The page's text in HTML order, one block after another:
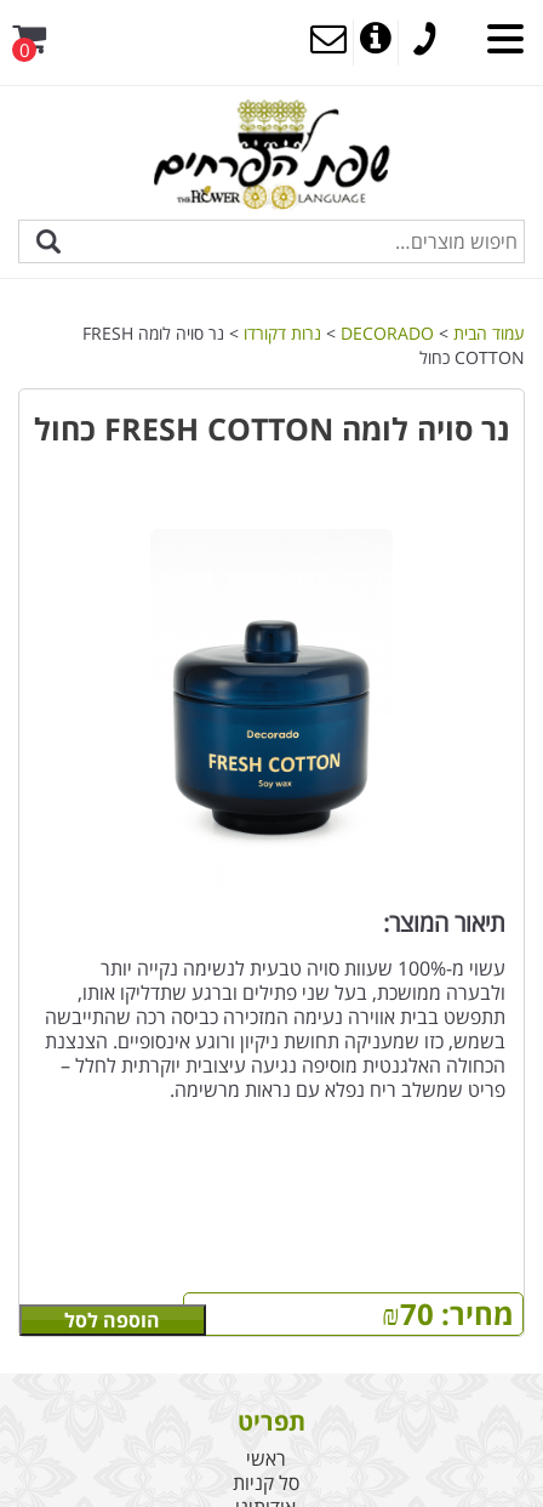
0
עמוד הבית >
DECORADO
> נרות דקורדו
> נר סויה לומה FRESH
COTTON כחול
נר סויה לומה FRESH COTTON כחול
תיאור המוצר:
עשוי מ-100% שעוות סויה טבעית לנשימה נקייה יותר
ולבערה ממושכת, בעל שני פתילים וברגע שתדליקו אותו,
תתפשט בבית אווירה נעימה המזכירה כביסה רכה שהתייבשה
בשמש, כזו שמעניקה תחושת ניקיון ורוגע אינסופיים. הצנצנת
הכחולה האלגנטית מוסיפה נגיעה עיצובית יוקרתית לחלל –
פריט שמשלב ריח נפלא עם נראות מרשימה.
מחיר: ₪70 הוספה לסל
תפריט
ראשי
סל קניות